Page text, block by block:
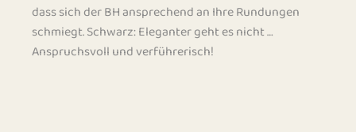
dass sich der BH ansprechend an Ihre Rundungen
schmiegt. Schwarz: Eleganter geht es nicht …
Anspruchsvoll und verführerisch!